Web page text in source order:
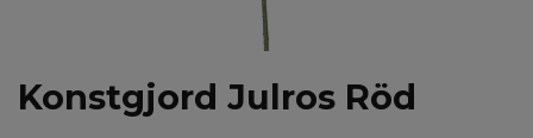
Konstgjord Julros Röd